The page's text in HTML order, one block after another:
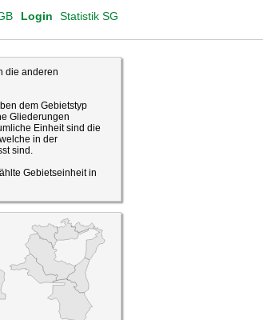
Login Statistik SG
die anderen
dem Gebietstyp
Gliederungen
Einheit sind die
in der
sind.
Gebietseinheit in